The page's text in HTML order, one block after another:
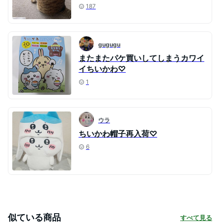
187
gugugu
またまたパケ買いしてしまうカワイ
イちいかわ♡
1
ウラ
ちいかわ帽子再入荷♡
6
似ている商品 すべて見る